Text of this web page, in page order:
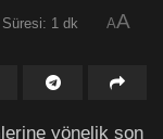
1 dk AA
yönelik son